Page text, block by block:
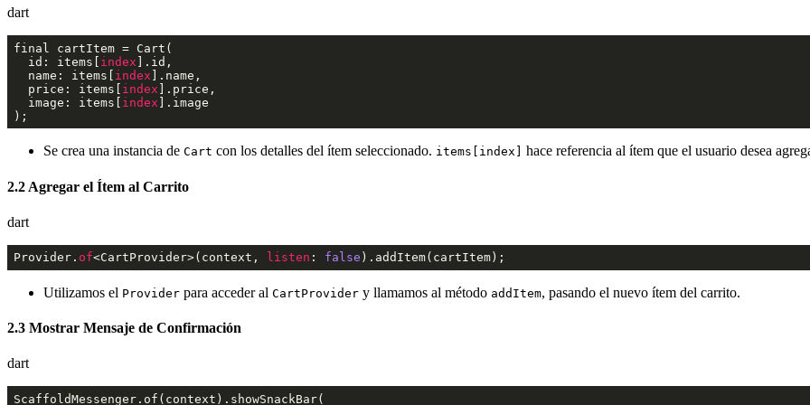
dart
final cartItem = Cart(
  id: items[
index ].id,
  name: items[
index ].name,
  price: items[
index ].price,
  image: items[
index ].image
);
Se crea una instancia de Cart con los detalles del ítem seleccionado. items[index] hace referencia al ítem que el usuario desea
2.2 Agregar el Ítem al Carrito
dart
Provider. of<CartProvider>(context, listen : false ).addItem(cartItem);
Utilizamos el Provider para acceder al CartProvider y llamamos al método addItem, pasando el nuevo ítem del carrito.
2.3 Mostrar Mensaje de Confirmación
dart
ScaffoldMessenger.of(context).showSnackBar(